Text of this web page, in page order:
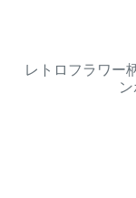
レトロフラワー